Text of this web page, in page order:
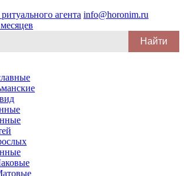
агента info@horonim.ru